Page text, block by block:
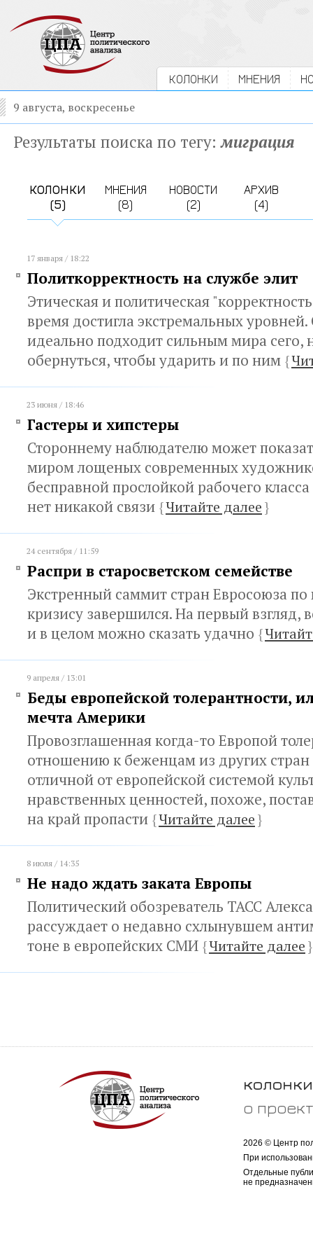
КОЛОНКИ МНЕНИЯ
9 августа, воскресенье
Результаты поиска по тегу:миграция
КОЛОНКИ
(5)
МНЕНИЯ
(8)
НОВОСТИ
(2)
АРХИВ
(4)
17 января / 18:22
Политкорректность на службе элит
Этическая и политическая
время достигла экстремальных уровней.
идеально подходит сильным мира сего,
обернуться, чтобы ударить и по ним {
23 июня / 18:46
Гастеры и хипстеры
Стороннему наблюдателю может
миром лощеных современных
бесправной прослойкой рабочего
нет никакой связи {Читайте далее}
24 сентября / 11:59
Распри в старосветском семействе
Экстренный саммит стран Евросоюза
кризису завершился. На первый взгляд,
и в целом можно сказать удачно {
9 апреля / 13:01
Беды европейской толерантности,
мечта Америки
Провозглашенная когда-то Европой
отношению к беженцам из других
отличной от европейской системой
нравственных ценностей, похоже,
на край пропасти {Читайте далее}
8 июля / 14:35
Не надо ждать заката Европы
Политический обозреватель ТАСС
рассуждает о недавно схлынувшем
тоне в европейских СМИ {Читайте далее}
колонки
о
2026 © Центр
При
Отдельные
не